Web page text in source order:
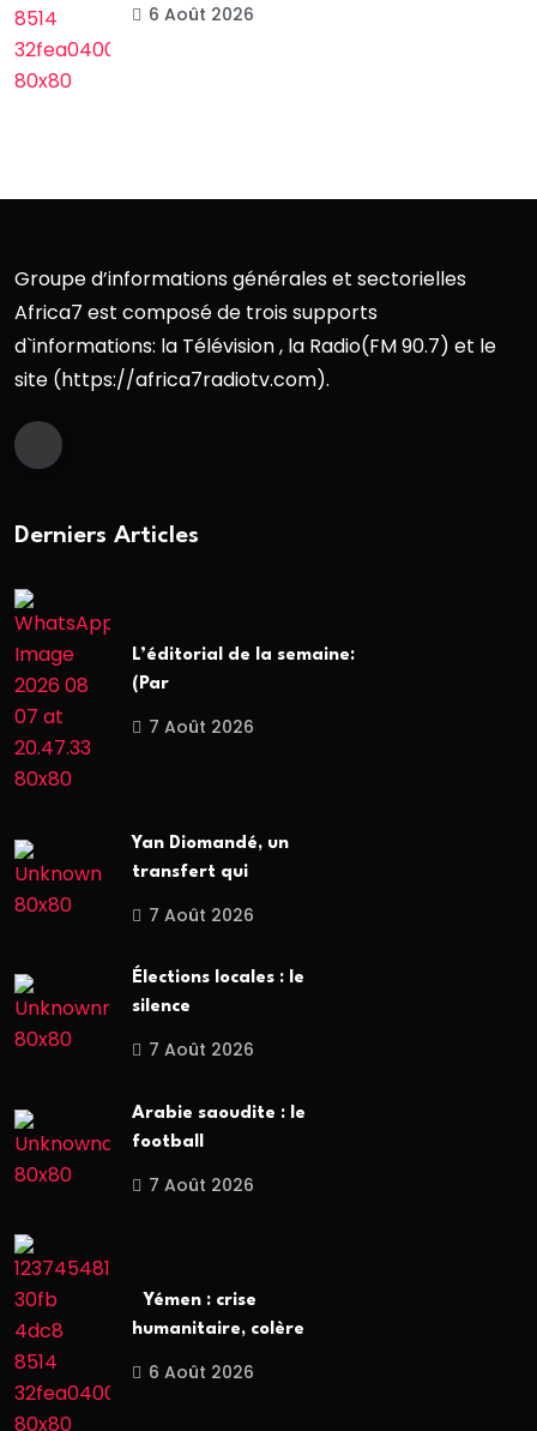
6 Août 2026
Groupe d’informations générales et sectorielles
Africa7 est composé de trois supports
d`informations: la Télévision , la Radio(FM 90.7) et le
site (https://africa7radiotv.com).
Derniers Articles
L’éditorial de la semaine:
(Par
7 Août 2026
Yan Diomandé, un
transfert qui
7 Août 2026
Élections locales : le
silence
7 Août 2026
Arabie saoudite : le
football
7 Août 2026
Yémen : crise
humanitaire, colère
6 Août 2026